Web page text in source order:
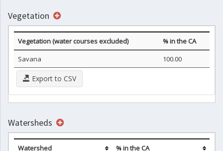
Vegetation
Vegetation (water courses excluded)
% in the CA
Savana
100.00
Export to CSV
Watersheds
Watershed
% in the CA